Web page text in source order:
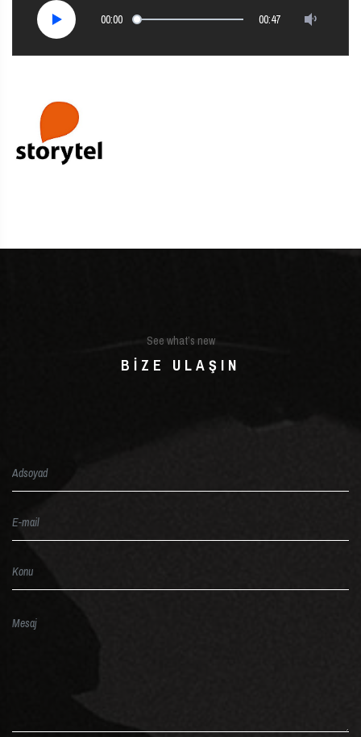
00:00 00:47
See what’s new
BIZE ULAŞIN